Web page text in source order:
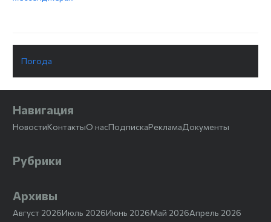
Погода
Навигация
НовостиКонтактыО насПодпискаРекламаДокументы
Рубрики
Архивы
Август 2026Июль 2026Июнь 2026Май 2026Апрель 2026